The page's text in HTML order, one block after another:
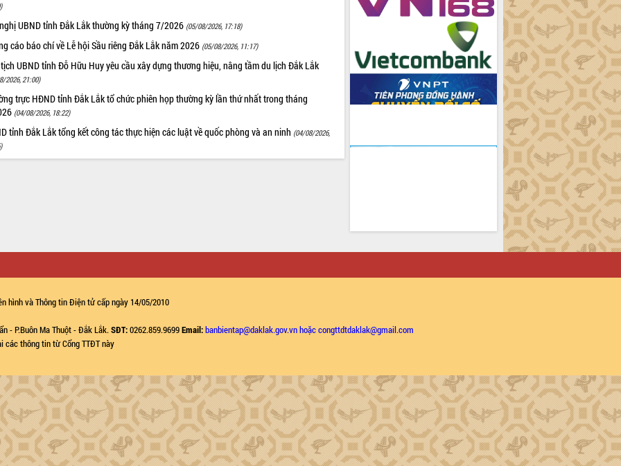
UBND tỉnh Đắk Lắk thường kỳ tháng 7/2026 (05/08/2026, 17:18)
cáo báo chí về Lễ hội Sầu riêng Đắk Lắk năm 2026 (05/08/2026, 11:17)
UBND tỉnh Đỗ Hữu Huy yêu cầu xây dựng thương hiệu, nâng tầm du lịch Đắk Lắk
2026, 21:00)
trực HĐND tỉnh Đắk Lắk tổ chức phiên họp thường kỳ lần thứ nhất trong tháng
(04/08/2026, 18:22)
tỉnh Đắk Lắk tổng kết công tác thực hiện các luật về quốc phòng và an ninh (04/08/2026,
hình và Thông tin Điện tử cấp ngày 14/05/2010
- P.Buôn Ma Thuột - Đắk Lắk.SĐT:0262.859.9699Email:banbientap@daklak.gov.vn hoặc congttdtdaklak@gmail.com
các thông tin từ Cổng TTĐT này